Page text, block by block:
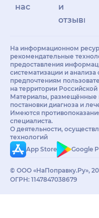
нас
и
отзывы
На информационном
рекомендательные
предоставления
систематизации и
предпочтениям
на территории
Материалы, размещённые
постановки диагноза и
Имеются
специалиста.
О деятельности,
технологий
App Store
Google
© ООО «НаПоправку.Ру»,
ОГРН: 1147847038679